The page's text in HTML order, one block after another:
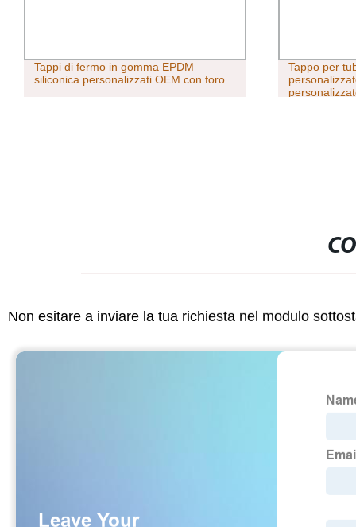
Tappi di fermo in gomma EPDM
siliconica personalizzati OEM con foro
Tappo per
Non esitare a inviare la tua richiesta nel modulo